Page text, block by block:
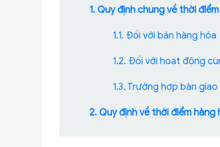
1. Quy định chung về thời
1.1. Đối với bán hàng hóa
1.2. Đối với hoạt động
1.3. Trường hợp bàn
2. Quy định về thời điểm